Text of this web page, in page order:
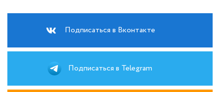
Подписаться в Вконтакте
Подписаться в Telegram